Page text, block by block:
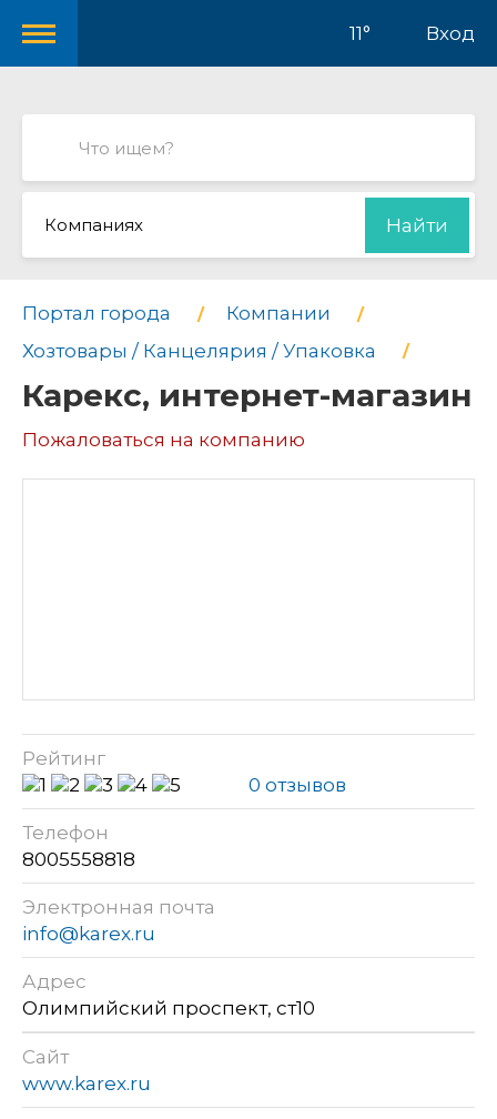
11° Вход
Компаниях Найти
Портал города
Компании
Хозтовары / Канцелярия / Упаковка
Карекс, интернет-магазин
Пожаловаться на компанию
Рейтинг
0 отзывов
Телефон
8005558818
Электронная почта
info@karex.ru
Адрес
Олимпийский проспект, ст10
Сайт
www.karex.ru